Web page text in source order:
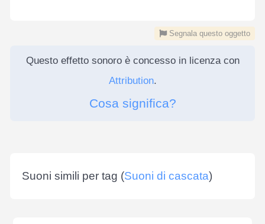
Segnala questo oggetto
Questo effetto sonoro è concesso in licenza con
Attribution.
Cosa significa?
Suoni simili per tag (Suoni di cascata)